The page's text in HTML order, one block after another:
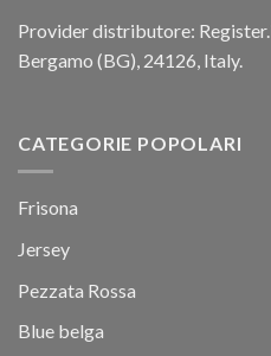
Provider distributore:
Bergamo (BG), 24126, Italy.
CATEGORIE POPOLARI
Frisona
Jersey
Pezzata Rossa
Blue belga